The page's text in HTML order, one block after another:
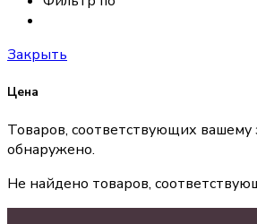
Закрыть
Цена
Товаров, соответствующих вашему
обнаружено.
Не найдено товаров,